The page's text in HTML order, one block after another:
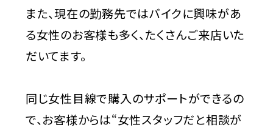
また、現在の勤務先ではバイクに興味があ
る女性のお客様も多く、たくさんご来店いた
だいてます。
同じ女性目線で購入のサポートができるの
で、お客様からは“女性スタッフだと相談が